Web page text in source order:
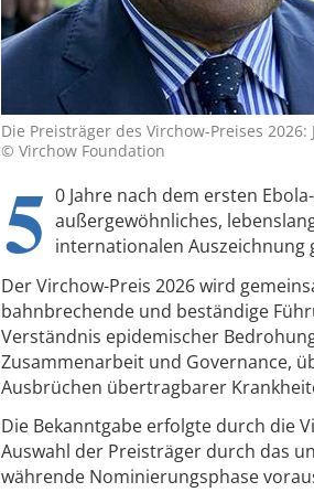
Die Preisträger des Virchow-Preises
© Virchow Foundation
5 0 Jahre nach dem ersten
außergewöhnliches,
internationalen Auszeichnung
Der Virchow-Preis 2026 wird
bahnbrechende und beständige
Verständnis epidemischer
Zusammenarbeit und Governance,
Ausbrüchen übertragbarer
Die Bekanntgabe erfolgte durch die
Auswahl der Preisträger durch das
währende Nominierungsphase